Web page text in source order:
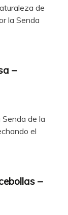
de
la Senda
–
de la
el
–